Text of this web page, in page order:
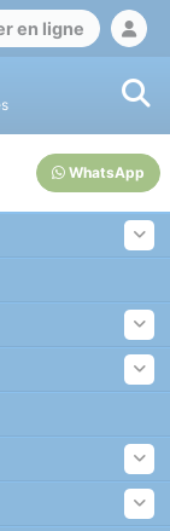
en ligne
WhatsApp